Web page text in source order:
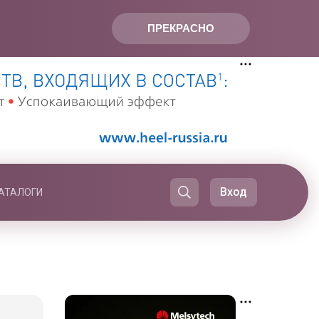
ПРЕКРАСНО
Вход